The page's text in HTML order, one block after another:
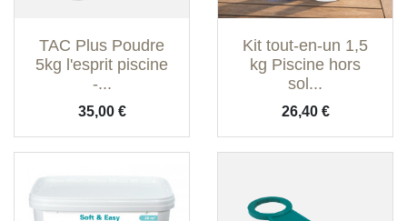
TAC Plus Poudre
5kg l'esprit piscine
-...
Prix
35,00 €
Kit tout-en-un 1,5
kg Piscine hors
sol...
Prix
26,40 €